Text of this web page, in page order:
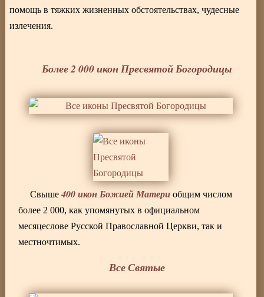
помощь в тяжких жизненных обстоятельствах, чудесные
излечения.
Более 2 000 икон Пресвятой Богородицы
Свыше400 икон Божией Матери общим числом
более 2 000, как упомянутых в официальном
месяцеслове Русской Православной Церкви, так и
местночтимых.
Все Святые